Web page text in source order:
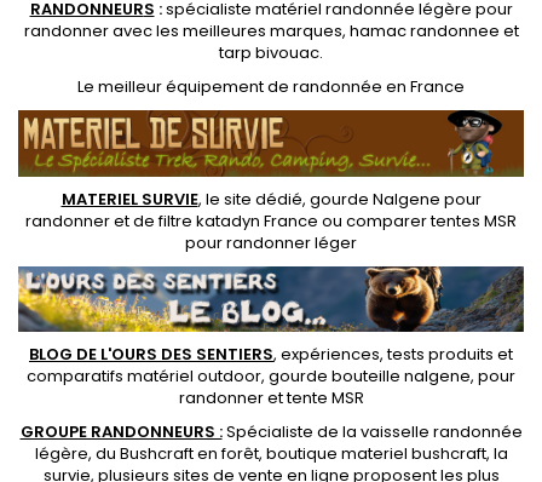
RANDONNEURS :spécialiste matériel randonnée légère pour
randonner avec les meilleures marques, hamac randonnee et
tarp bivouac.
Le meilleur équipement de randonnée en France
MATERIEL SURVIE, le site dédié, gourde Nalgene pour
randonneret defiltre katadyn France ou comparer tentes MSR
pour randonner léger
BLOG DE L'OURS DES SENTIERS, expériences, tests produits et
comparatifs matériel outdoor, gourde bouteille nalgene, pour
randonner ettente MSR
GROUPE RANDONNEURS :Spécialiste de la vaisselle randonnée
légère, du Bushcraft en forêt, boutique materiel bushcraft, la
survie, plusieurs sites de vente en ligne proposent les plus